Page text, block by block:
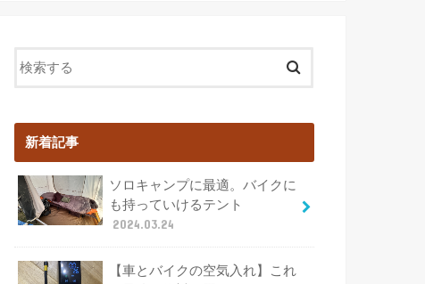
新着記事
ソロキャンプに最適。バイクに
も持っていけるテント
2024.03.24
【車とバイクの空気入れ】これ